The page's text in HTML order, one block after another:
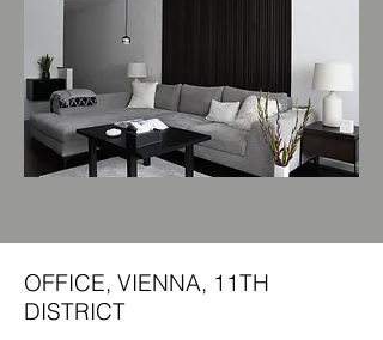
OFFICE, VIENNA, 11TH
DISTRICT